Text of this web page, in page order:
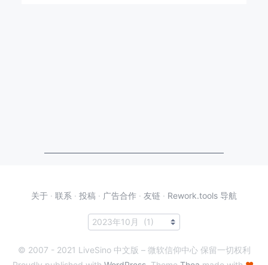
关于 · 联系 · 投稿 · 广告合作 · 友链 · Rework.tools 导航
© 2007 - 2021 LiveSino 中文版 – 微软信仰中心 保留一切权利